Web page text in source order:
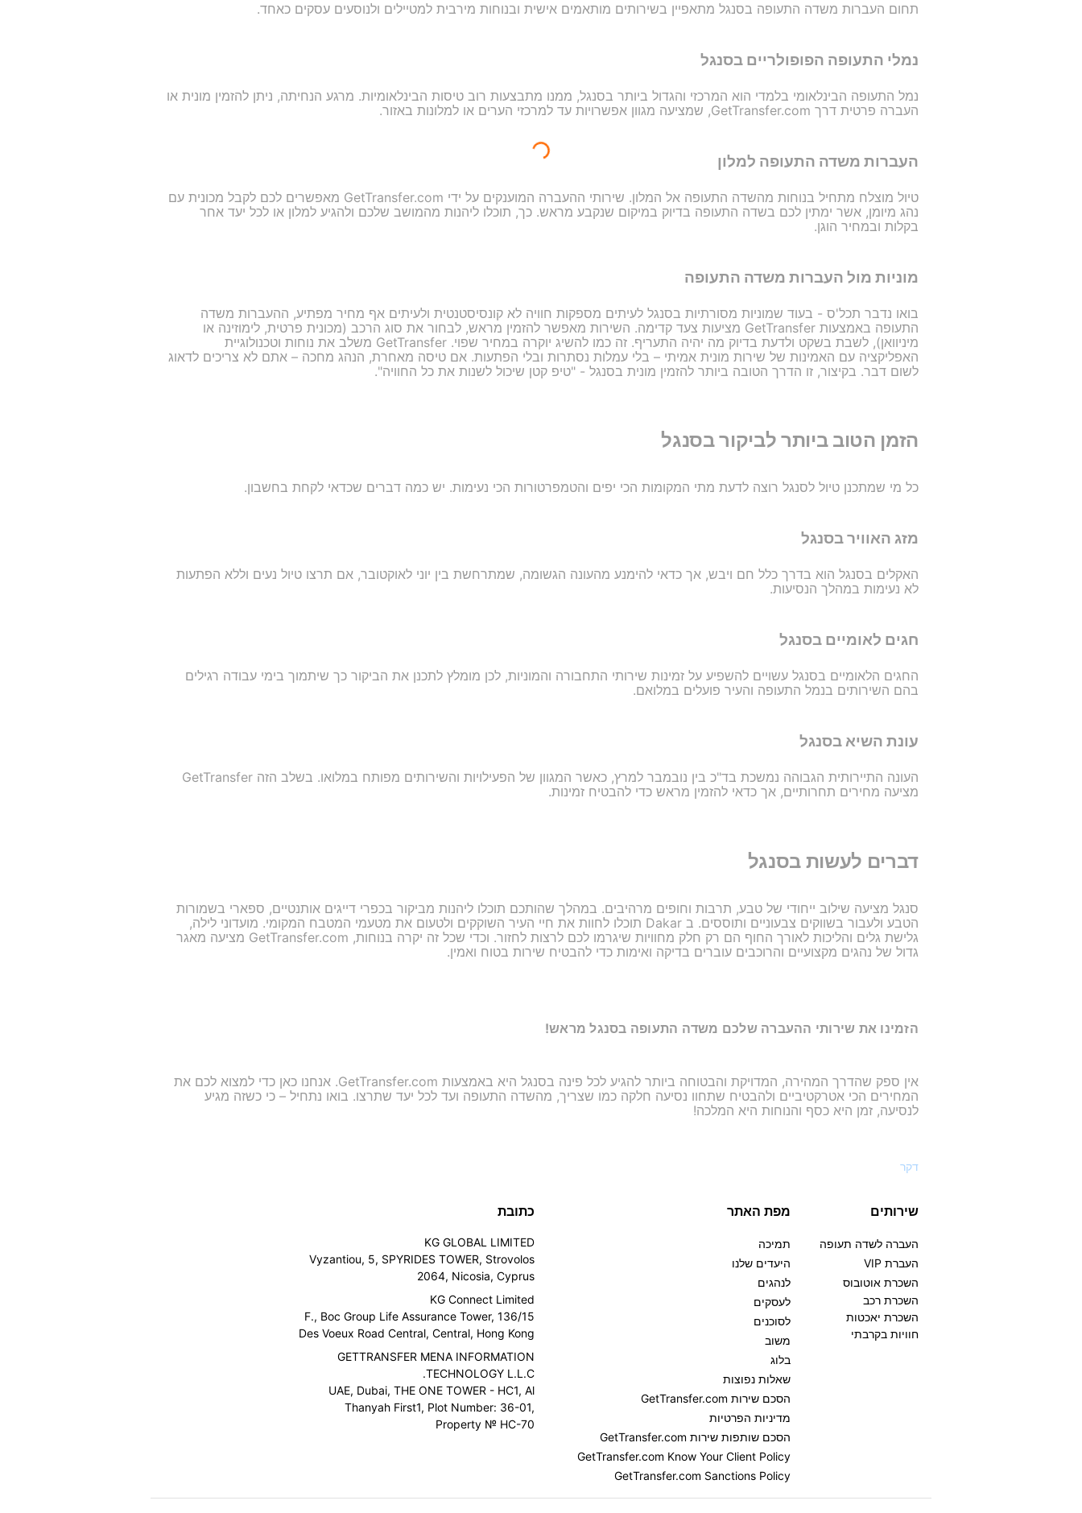
תחום העברות משדה התעופה בסנגל מתאפיין בשירותים מותאמים אישית ובנוחות מירבית למטיילים ולנוסעים עסקים כאחד.
נמלי התעופה הפופולריים בסנגל
נמל התעופה הבינלאומי בלמדי הוא המרכזי והגדול ביותר בסנגל, ממנו מתבצעות רוב טיסות הבינלאומיות. מרגע הנחיתה, ניתן להזמין מונית או
העברה פרטית דרך GetTransfer.com, שמציעה מגוון אפשרויות עד למרכזי הערים או למלונות באזור.
העברות משדה התעופה למלון
טיול מוצלח מתחיל בנוחות מהשדה התעופה אל המלון. שירותי ההעברה המוענקים על ידי GetTransfer.com מאפשרים לכם לקבל מכונית עם
נהג מיומן, אשר ימתין לכם בשדה התעופה בדיוק במיקום שנקבע מראש. כך, תוכלו ליהנות מהמושב שלכם ולהגיע למלון או לכל יעד אחר
בקלות ובמחיר הוגן.
מוניות מול העברות משדה התעופה
בואו נדבר תכל'ס - בעוד שמוניות מסורתיות בסנגל לעיתים מספקות חוויה לא קונסיסטנטית ולעיתים אף מחיר מפתיע, ההעברות משדה
התעופה באמצעות GetTransfer מציעות צעד קדימה. השירות מאפשר להזמין מראש, לבחור את סוג הרכב (מכונית פרטית, לימוזינה או
מיניוואן), לשבת בשקט ולדעת בדיוק מה יהיה התעריף. זה כמו להשיג יוקרה במחיר שפוי. GetTransfer משלב את נוחות וטכנולוגיית
האפליקציה עם האמינות של שירות מונית אמיתי – בלי עמלות נסתרות ובלי הפתעות. אם טיסה מאחרת, הנהג מחכה – אתם לא צריכים לדאוג
לשום דבר. בקיצור, זו הדרך הטובה ביותר להזמין מונית בסנגל - "טיפ קטן שיכול לשנות את כל החוויה".
הזמן הטוב ביותר לביקור בסנגל
כל מי שמתכנן טיול לסנגל רוצה לדעת מתי המקומות הכי יפים והטמפרטורות הכי נעימות. יש כמה דברים שכדאי לקחת בחשבון.
מזג האוויר בסנגל
האקלים בסנגל הוא בדרך כלל חם ויבש, אך כדאי להימנע מהעונה הגשומה, שמתרחשת בין יוני לאוקטובר, אם תרצו טיול נעים וללא הפתעות
לא נעימות במהלך הנסיעות.
חגים לאומיים בסנגל
החגים הלאומיים בסנגל עשויים להשפיע על זמינות שירותי התחבורה והמוניות, לכן מומלץ לתכנן את הביקור כך שיתמוך בימי עבודה רגילים
בהם השירותים בנמל התעופה והעיר פועלים במלואם.
עונת השיא בסנגל
העונה התיירותית הגבוהה נמשכת בד"כ בין נובמבר למרץ, כאשר המגוון של הפעילויות והשירותים מפותח במלואו. בשלב הזה GetTransfer
מציעה מחירים תחרותיים, אך כדאי להזמין מראש כדי להבטיח זמינות.
דברים לעשות בסנגל
סנגל מציעה שילוב ייחודי של טבע, תרבות וחופים מרהיבים. במהלך שהותכם תוכלו ליהנות מביקור בכפרי דייגים אותנטיים, ספארי בשמורות
הטבע ולעבור בשווקים צבעוניים ותוססים. ב Dakar תוכלו לחוות את חיי העיר השוקקים ולטעום את מטעמי המטבח המקומי. מועדוני לילה,
גלישת גלים והליכות לאורך החוף הם רק חלק מחוויות שיגרמו לכם לרצות לחזור. וכדי שכל זה יקרה בנוחות, GetTransfer.com מציעה מאגר
גדול של נהגים מקצועיים והרוכבים עוברים בדיקה ואימות כדי להבטיח שירות בטוח ואמין.
הזמינו את שירותי ההעברה שלכם משדה התעופה בסנגל מראש!
אין ספק שהדרך המהירה, המדויקת והבטוחה ביותר להגיע לכל פינה בסנגל היא באמצעות GetTransfer.com. אנחנו כאן כדי למצוא לכם את
המחירים הכי אטרקטיביים ולהבטיח שתחוו נסיעה חלקה כמו שצריך, מהשדה התעופה ועד לכל יעד שתרצו. בואו נתחיל – כי כשזה מגיע
לנסיעה, זמן היא כסף והנוחות היא המלכה!
דקר
שירותים
העברה לשדה תעופה
העברת VIP
השכרת אוטובוס
השכרת רכב
השכרת יאכטות
חוויות בקרבתי
מפת האתר
תמיכה
היעדים שלנו
לנהגים
לעסקים
לסוכנים
משוב
בלוג
שאלות נפוצות
הסכם שירות GetTransfer.com
מדיניות הפרטיות
הסכם שותפות שירות GetTransfer.com
GetTransfer.com Know Your Client Policy
GetTransfer.com Sanctions Policy
כתובת
KG GLOBAL LIMITED
Vyzantiou, 5, SPYRIDES TOWER, Strovolos
2064, Nicosia, Cyprus
KG Connect Limited
15/F., Boc Group Life Assurance Tower, 136
Des Voeux Road Central, Central, Hong Kong
GETTRANSFER MENA INFORMATION
TECHNOLOGY L.L.C.
UAE, Dubai, THE ONE TOWER - HC1, Al
Thanyah First1, Plot Number: 36-01,
Property № HC-70